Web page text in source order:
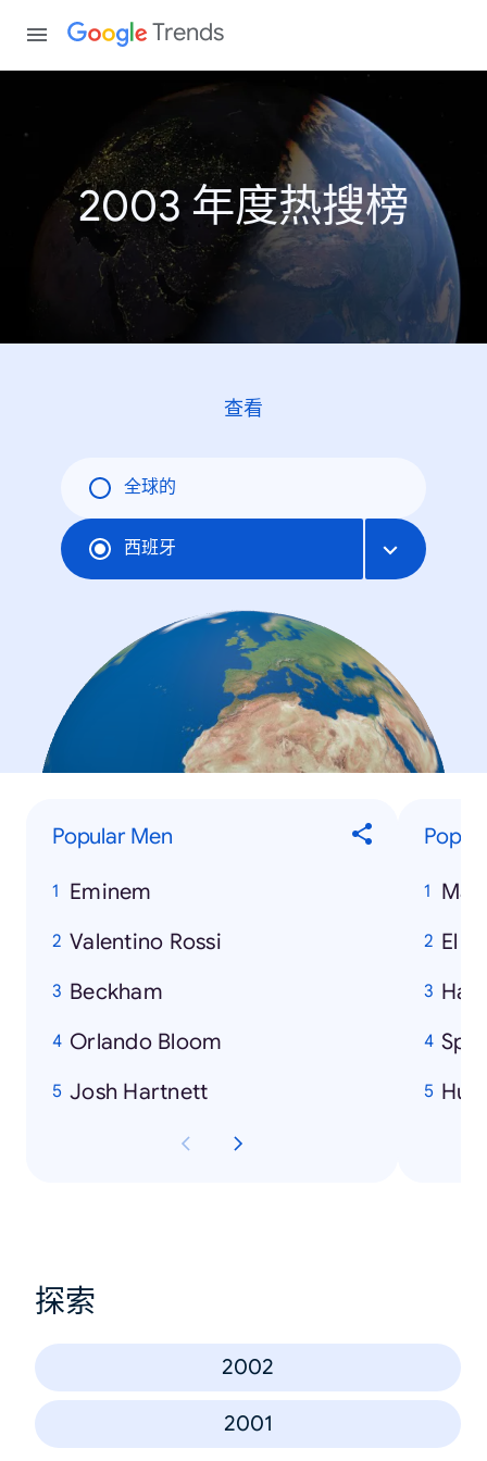
Trends
2003 年度热搜榜
查看
全球的
西班牙
Popular Men
Eminem
Valentino Rossi
Beckham
Orlando Bloom
Josh Hartnett
El
Hulk
探索
2002
2001